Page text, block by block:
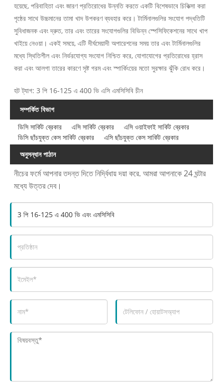
হয়েছে, পরিবাহিতা এবং জারণ প্রতিরোধের উন্নতি করতে একটি বিশেষভাবে চিকিত্সা করা
পৃষ্ঠের সাথে উচ্চমানের তামা খাদ উপকরণ ব্যবহার করে। টার্মিনালগুলির সংযোগ পদ্ধতিটি
সুবিধাজনক এবং দ্রুত, তার এবং তারের সংযোগগুলির বিভিন্ন স্পেসিফিকেশনের সাথে খাপ
খাইয়ে নেওয়া। একই সময়ে, এটি দীর্ঘমেয়াদী অপারেশনের সময় তার এবং টার্মিনালগুলির
মধ্যে স্থিতিশীল এবং নির্ভরযোগ্য সংযোগ নিশ্চিত করে, যোগাযোগের প্রতিরোধের হ্রাস
করা এবং আলগা তারের কারণে সৃষ্ট গরম এবং স্পার্কিংয়ের মতো সুরক্ষার ঝুঁকি রোধ করে।
হট ট্যাগ: 3 পি 16-125 এ 400 ভি এসি এমসিসিবি চীন
সম্পর্কিত বিভাগ
ডিসি সার্কিট ব্রেকার
এসি সার্কিট ব্রেকার
এসি ওয়াইফাই সার্কিট ব্রেকার
ডিসি ছাঁচযুক্ত কেস সার্কিট ব্রেকার
এসি ছাঁচযুক্ত কেস সার্কিট ব্রেকার
অনুসন্ধান পাঠান
নীচের ফর্মে আপনার তদন্ত দিতে নির্দ্বিধায় দয়া করে. আমরা আপনাকে 24 ঘন্টার
মধ্যে উত্তর দেব।